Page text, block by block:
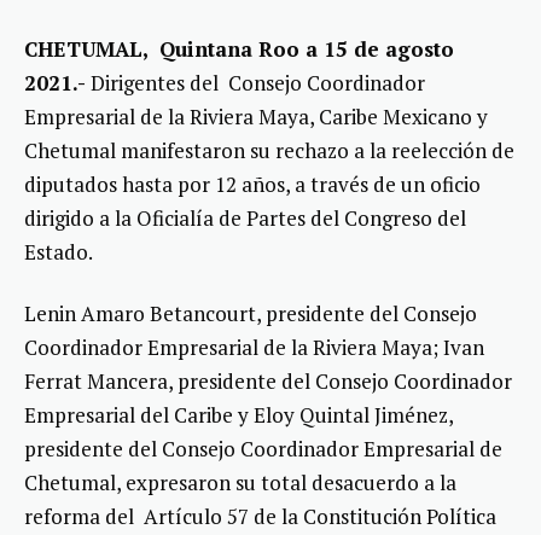
CHETUMAL, Quintana Roo a 15 de agosto
2021.- Dirigentes del Consejo Coordinador
Empresarial de la Riviera Maya, Caribe Mexicano y
Chetumal manifestaron su rechazo a la reelección de
diputados hasta por 12 años, a través de un oficio
dirigido a la Oficialía de Partes del Congreso del
Estado.
Lenin Amaro Betancourt, presidente del Consejo
Coordinador Empresarial de la Riviera Maya; Ivan
Ferrat Mancera, presidente del Consejo Coordinador
Empresarial del Caribe y Eloy Quintal Jiménez,
presidente del Consejo Coordinador Empresarial de
Chetumal, expresaron su total desacuerdo a la
reforma del Artículo 57 de la Constitución Política